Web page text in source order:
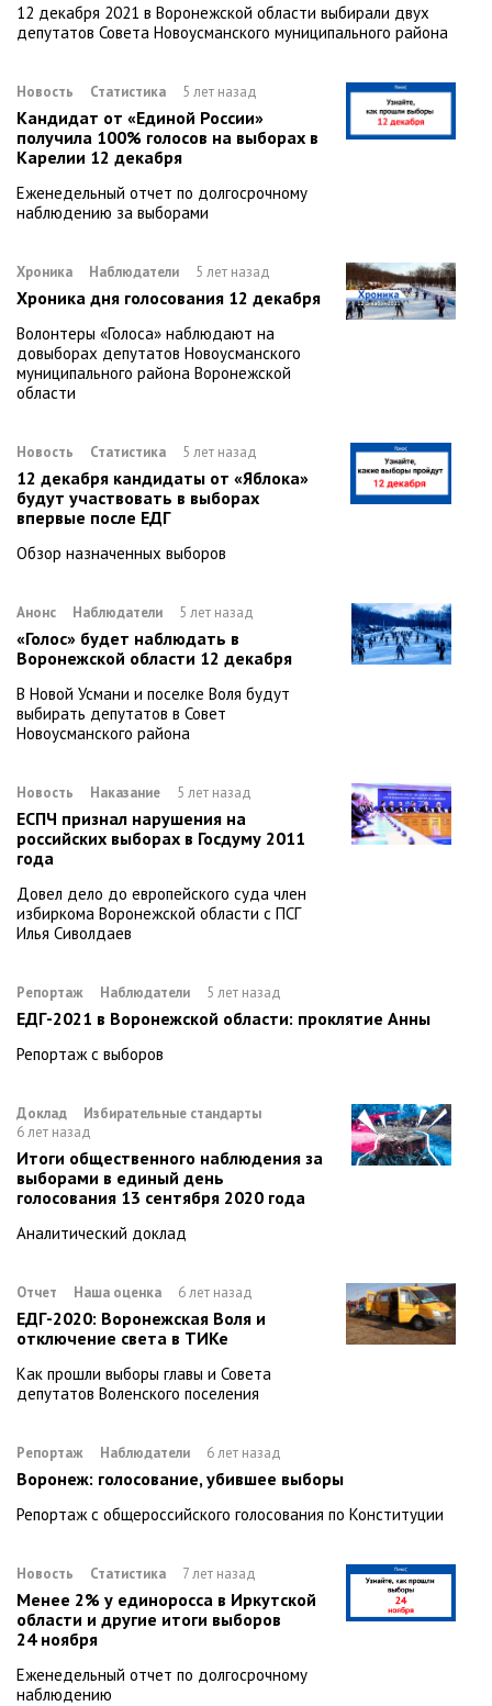
12 декабря 2021 в Воронежской области выбирали двух
депутатов Совета Новоусманского муниципального района
Новость Статистика 5 лет назад
Кандидат от «Единой России»
получила 100% голосов на выборах в
Карелии 12 декабря
Еженедельный отчет по долгосрочному
наблюдению за выборами
Хроника Наблюдатели 5 лет назад
Хроника дня голосования 12 декабря
Волонтеры «Голоса» наблюдают на
довыборах депутатов Новоусманского
муниципального района Воронежской
области
Новость Статистика 5 лет назад
12 декабря кандидаты от «Яблока»
будут участвовать в выборах
впервые после ЕДГ
Обзор назначенных выборов
Анонс Наблюдатели 5 лет назад
«Голос» будет наблюдать в
Воронежской области 12 декабря
В Новой Усмани и поселке Воля будут
выбирать депутатов в Совет
Новоусманского района
Новость Наказание 5 лет назад
ЕСПЧ признал нарушения на
российских выборах в Госдуму 2011
года
Довел дело до европейского суда член
избиркома Воронежской области с ПСГ
Илья Сиволдаев
Репортаж Наблюдатели 5 лет назад
ЕДГ-2021 в Воронежской области: проклятие Анны
Репортаж с выборов
Доклад
Избирательные стандарты
6 лет назад
Итоги общественного наблюдения за
выборами в единый день
голосования 13 сентября 2020 года
Аналитический доклад
Отчет Наша оценка 6 лет назад
ЕДГ-2020: Воронежская Воля и
отключение света в ТИКе
Как прошли выборы главы и Совета
депутатов Воленского поселения
Репортаж Наблюдатели 6 лет назад
Воронеж: голосование, убившее выборы
Репортаж с общероссийского голосования по Конституции
Новость Статистика 7 лет назад
Менее 2% у единоросса в Иркутской
области и другие итоги выборов
24 ноября
Еженедельный отчет по долгосрочному
наблюдению